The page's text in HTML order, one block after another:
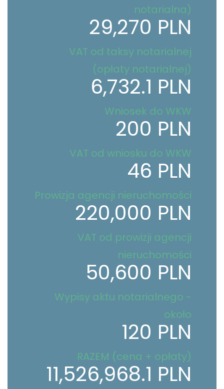
notarialna)
29,270 PLN
VAT od taksy notarialnej
(opłaty notarialnej)
6,732.1 PLN
Wniosek do WKW
200 PLN
VAT od wniosku do WKW
46 PLN
Prowizja agencji nieruchomości
220,000 PLN
VAT od prowizji agencji
nieruchomości
50,600 PLN
Wypisy aktu notarialnego -
około
120 PLN
RAZEM (cena + opłaty)
11,526,968.1 PLN